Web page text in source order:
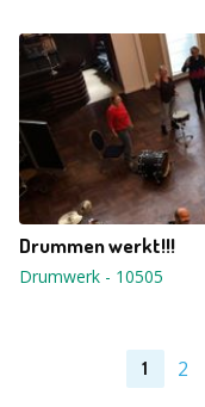
Drummen werkt!!!
Drumwerk - 10505
1 2